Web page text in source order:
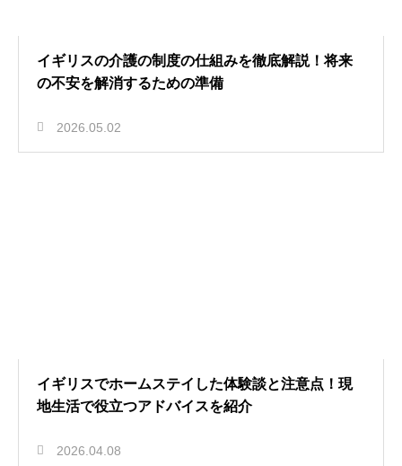
イギリスの介護の制度の仕組みを徹底解説！将来
の不安を解消するための準備
2026.05.02
イギリスでホームステイした体験談と注意点！現
地生活で役立つアドバイスを紹介
2026.04.08